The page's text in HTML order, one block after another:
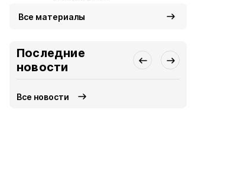
Все материалы
Последние
новости
Все новости